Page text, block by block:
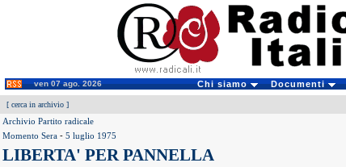
ven 07 ago. 2026 Chi siamo Documenti
[ cerca in archivio ]
Archivio Partito radicale
Momento Sera - 5 luglio 1975
LIBERTA' PER PANNELLA